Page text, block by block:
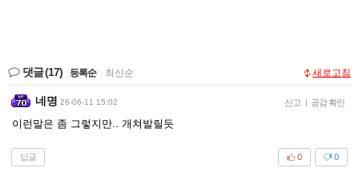
댓글(17) 등록순 최신순 새로고침
네명 26-06-11 15:02 신고 | 공감 확인
이런말은 좀 그렇지만.. 개쳐발릴듯
답글 0
0